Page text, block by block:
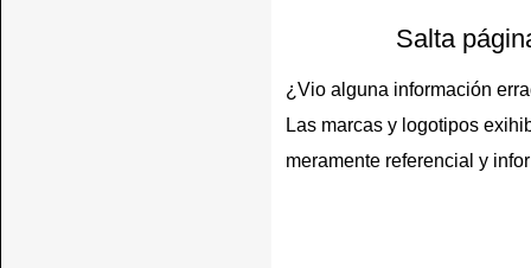
Salta
¿Vio alguna información
Las marcas y logotipos
meramente referencial y